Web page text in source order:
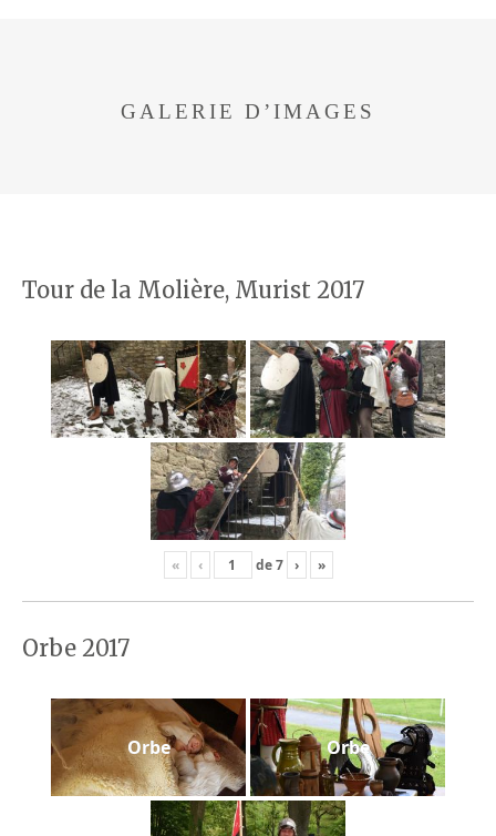
GALERIE D’IMAGES
Tour de la Molière, Murist 2017
« ‹ de7 › »
Orbe 2017
Orbe Orbe